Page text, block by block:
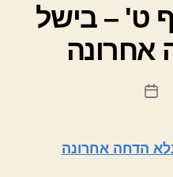
ט' – בישל
אחרונה
תאריך
הדחה אחרונה